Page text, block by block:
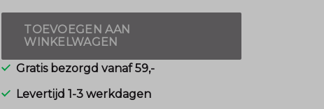
TOEVOEGEN AAN
WINKELWAGEN
Gratis bezorgd vanaf 59,-
Levertijd 1-3 werkdagen